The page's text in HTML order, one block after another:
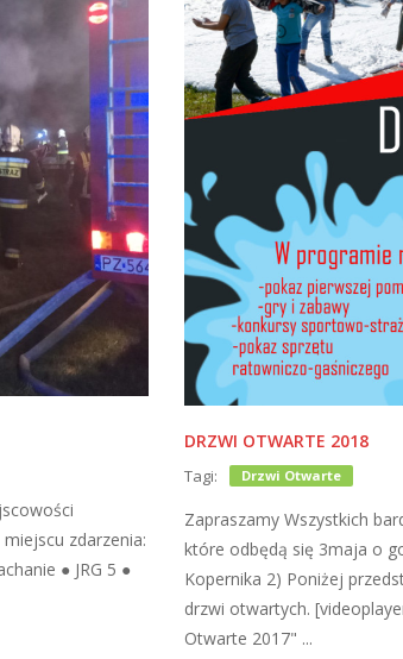
zdarzenia:
● JRG 5 ●
DRZWI OTWARTE 2018
Tagi: Drzwi Otwarte
Zapraszamy Wszystkich
które odbędą się 3maja o
Kopernika 2) Poniżej
drzwi otwartych.
Otwarte 2017" ...